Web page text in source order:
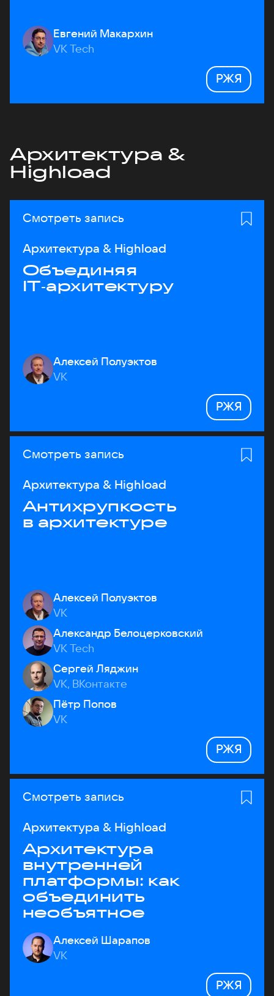
Евгений Макархин
VK Tech
РЖЯ
Архитектура &
Highload
Смотреть запись
Архитектура & Highload
Объединяя
IT‑архитектуру
Алексей Полуэктов
VK
РЖЯ
Смотреть запись
Архитектура & Highload
Антихрупкость
в архитектуре
Алексей Полуэктов
VK
Александр Белоцерковский
VK Tech
Сергей Ляджин
VK, ВКонтакте
Пётр Попов
VK
РЖЯ
Смотреть запись
Архитектура & Highload
Архитектура
внутренней
платформы: как
объединить
необъятное
Алексей Шарапов
VK
РЖЯ